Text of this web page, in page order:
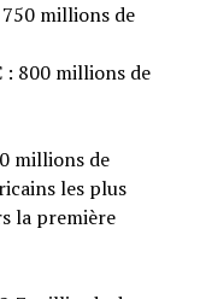
millions de
: 800 millions de
millions de
les plus
la première